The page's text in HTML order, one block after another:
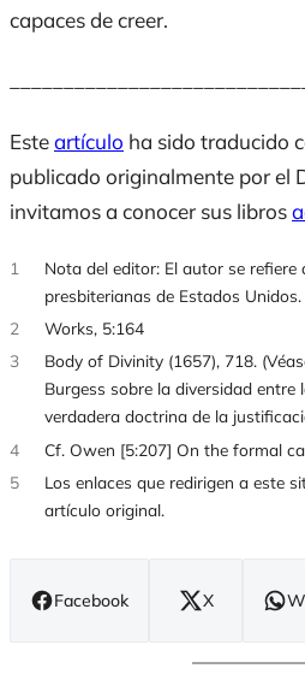
capaces de creer.
Esteartículo ha sido traducido
publicado originalmente por el
invitamos a conocer sus libros
1
Nota del editor: El autor se refiere
presbiterianas de Estados Unidos.
2
Works, 5:164
3
Body of Divinity (1657), 718.
Burgess sobre la diversidad entre
verdadera doctrina de la
4
Cf. Owen [5:207] On the formal
5
Los enlaces que redirigen a este
artículo original.
Facebook
(se
X
(se
en